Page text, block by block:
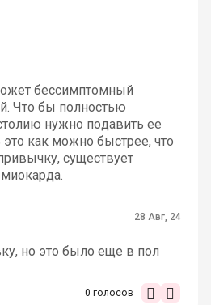
бессимптомный
Что бы полностью
нужно подавить ее
это как можно быстрее, что
существует
28 Авг, 24
но это было еще в пол
0 голосов